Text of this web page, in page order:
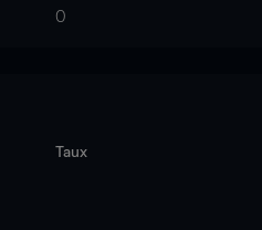
0
Taux